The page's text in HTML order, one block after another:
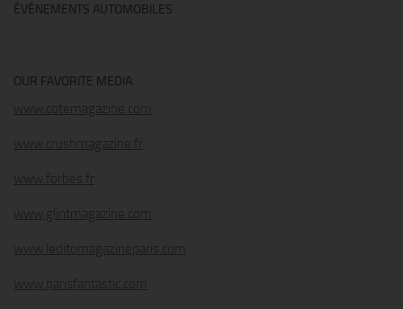
ÉVÉNEMENTS AUTOMOBILES
OUR FAVORITE MEDIA
www.cotemagazine.com
www.crushmagazine.fr
www.forbes.fr
www.glintmagazine.com
www.leditomagazineparis.com
www.parisfantastic.com